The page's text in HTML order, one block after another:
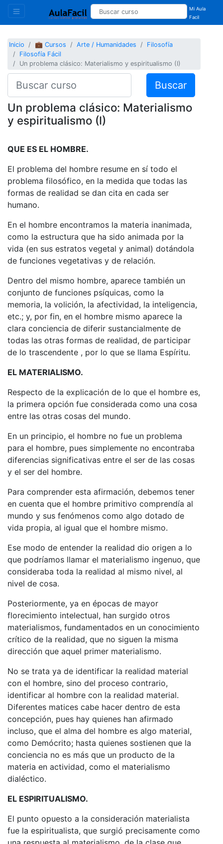
Mi Aula
Facil
Inicio 💼 Cursos Arte / Humanidades
Filosofía
Filosofía Fácil
Un problema clásico: Materialismo y espiritualismo (I)
Buscar
Un problema clásico: Materialismo
y espiritualismo (I)
QUE ES EL HOMBRE.
El problema del hombre resume en sí todo el
problema filosófico, en la medida que todas las
formas de realidad se dan cita en cada ser
humano.
En el hombre encontramos la materia inanimada,
como la estructura que ha sido animada por la
vida (en sus estratos vegetal y animal) dotándola
de funciones vegetativas y de relación.
Dentro del mismo hombre, aparece también un
conjunto de funciones psíquicas, como la
memoria, la volición, la afectividad, la inteligencia,
etc.; y, por fin, en el hombre mismo aparece la
clara conciencia de diferir sustancialmente de
todas las otras formas de realidad, de participar
de lo trascendente , por lo que se llama Espíritu.
EL MATERIALISMO.
Respecto de la explicación de lo que el hombre es,
la primera opción fue considerada como una cosa
entre las otras cosas del mundo.
En un principio, el hombre no fue un problema
para el hombre, pues simplemente no encontraba
diferencias significativas entre el ser de las cosas
y el ser del hombre.
Para comprender esta afirmación, debemos tener
en cuenta que el hombre primitivo comprendía al
mundo y sus fenómenos como algo dotado de
vida propia, al igual que el hombre mismo.
Ese modo de entender la realidad dio origen a lo
que podríamos llamar el materialismo ingenuo, que
consideraba toda la realidad al mismo nivel, al
nivel de cosa.
Posteriormente, ya en épocas de mayor
florecimiento intelectual, han surgido otros
materialismos, fundamentados en un conocimiento
crítico de la realidad, que no siguen la misma
dirección que aquel primer materialismo.
No se trata ya de identificar la realidad material
con el hombre, sino del proceso contrario,
identificar al hombre con la realidad material.
Diferentes matices cabe hacer dentro de esta
concepción, pues hay quienes han afirmado
incluso, que el alma del hombre es algo material,
como Demócrito; hasta quienes sostienen que la
conciencia no es más que un producto de la
materia en actividad, como el materialismo
dialéctico.
EL ESPIRITUALISMO.
El punto opuesto a la consideración materialista
fue la espiritualista, que surgió precisamente como